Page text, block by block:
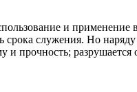
и применение
служения. Но
прочность; разрушается